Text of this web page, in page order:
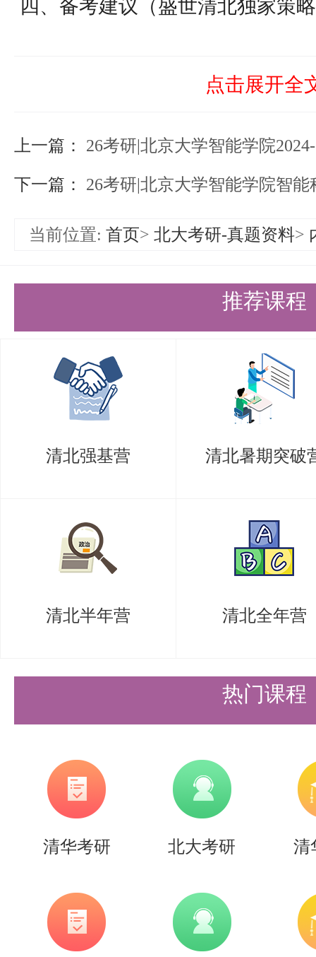
四、备考建议（盛世清北独家策
点训练数据结构与基础算法；
目细节，强化英语口语表达；
材料优化：科研成果需量化成果
十余年专注清北考情，盛世清北
导师研究方向深度解读；
全真模拟面试与个性化指导。
温馨提示：复试期间交通食宿自
12:00前完成缴费（100元/人）。
以上是关于【26考研|北京大学智
全解析】的内容，希望能帮助准
时间，提高上岸的成功率！
持。盛世清北-清北考研集训营，
可选择，清北学长领学，班主任
巧，专项技能拔高，学员遍布清
清北。
更多清北考研备考资料及清北考
盛世清北老师。
点击展开全
上一篇： 26考研|北京大学智能学院2024-2025
下一篇： 26考研|北京大学智能学院智能科学
当前位置: 首页> 北大考研-真题资料>
推荐课程
清北强基营 清北暑期突破
清北半年营 清北全年营
热门课程
清华考研 北大考研 清